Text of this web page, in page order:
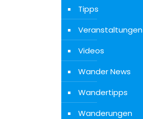
Tipps
Veranstaltungen
Videos
Wander News
Wandertipps
Wanderungen